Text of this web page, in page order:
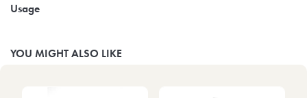
Usage
YOU MIGHT ALSO LIKE